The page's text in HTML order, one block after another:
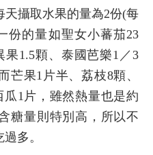
天攝取水果的量為2份(每
份的量如聖女小蕃茄23
1.5顆、泰國芭樂1／3
芒果1片半、荔枝8顆、
1片，雖然熱量也是約
糖量則特別高，所以不
多。